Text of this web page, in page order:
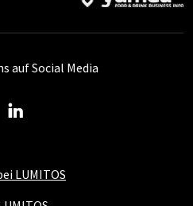
LUMITOS
auf Social Media